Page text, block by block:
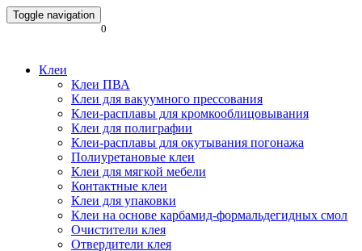
Toggle navigation
0
Клеи
Клеи ПВА
Клеи для вакуумного прессования
Клеи-расплавы для кромкооблицовывания
Клеи для полиграфии
Клеи-расплавы для окутывания погонажа
Полиуретановые клеи
Клеи для мягкой мебели
Контактные клеи
Клеи для упаковки
Клеи на основе карбамид-формальдегидных смол
Очистители клея
Отвердители клея